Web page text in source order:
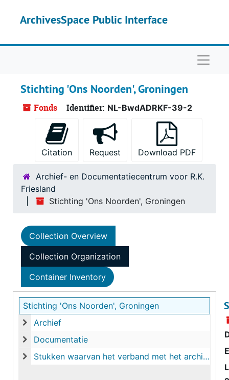
ArchivesSpace Public Interface
Stichting 'Ons Noorden', Groningen
Fonds Identifier: NL-BwdADRKF-39-2
Citation Request Download PDF
Archief- en Documentatiecentrum voor R.K.
Friesland
Stichting 'Ons Noorden', Groningen
Collection Overview
Collection Organization
Container Inventory
Stichting 'Ons Noorden', Groningen
Archief
Documentatie
Stukken waarvan het verband met het archief niet duidelijk is
Stukken waarvan het verband met het archief niet duidelijk is